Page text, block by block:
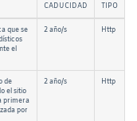
CADUCIDAD TIPO
que se
el
2 año/s Http
de
el sitio
primera
por
2 año/s Http